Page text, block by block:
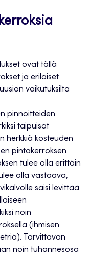
ovat tällä
ja erilaiset
vaikutuksilta
pinnoitteiden
taipuisat
herkkiä kosteuden
pintakerroksen
tulee olla erittäin
olla vastaava,
saisi levittää
noin
(ihmisen
Tarvittavan
noin tuhannesosa